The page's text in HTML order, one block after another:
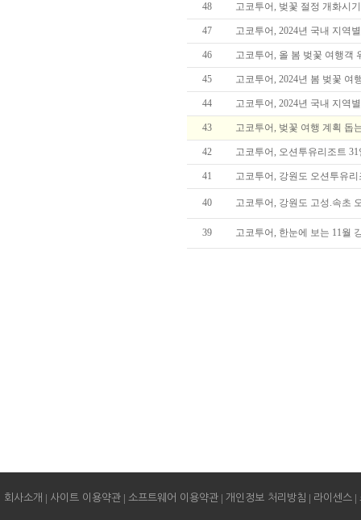
48 고코투어, 벚꽃 절정 개화시
47 고코투어, 2024년 국내 지역
46 고코투어, 올 봄 벚꽃 여행객
45 고코투어, 2024년 봄 벚꽃 여
44 고코투어, 2024년 국내 지역
43 고코투어, 벚꽃 여행 계획 돕
42 고코투어, 오션투유리조트
41 고코투어, 강원도 오션투유
40 고코투어, 강원도 고성.속초
39 고코투어, 한눈에 보는 11월
회사소개 | 사이트 이용약관 | 소프트웨어 이용약관 | 개인정보 처리방침 | 라이센스 |